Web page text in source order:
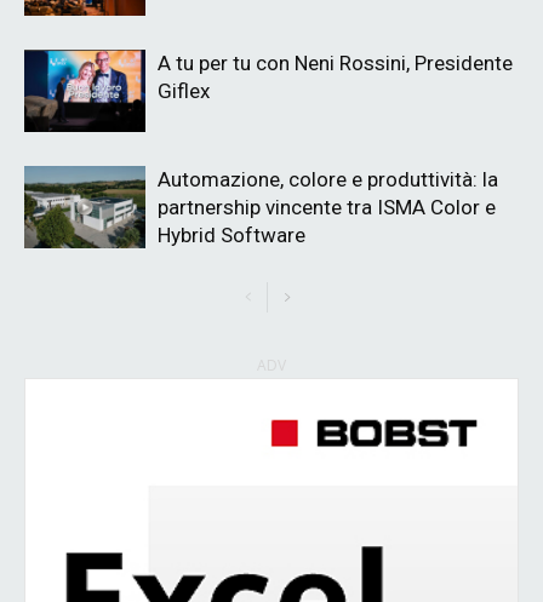
A tu per tu con Neni Rossini, Presidente
Giflex
Automazione, colore e produttività: la
partnership vincente tra ISMA Color e
Hybrid Software